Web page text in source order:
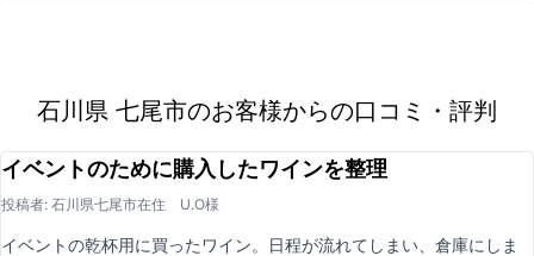
石川県 七尾市のお客様からの口コミ・評判
イベントのために購入したワインを整理
投稿者: 石川県七尾市在住 U.O様
イベントの乾杯用に買ったワイン。日程が流れてしまい、倉庫にしま